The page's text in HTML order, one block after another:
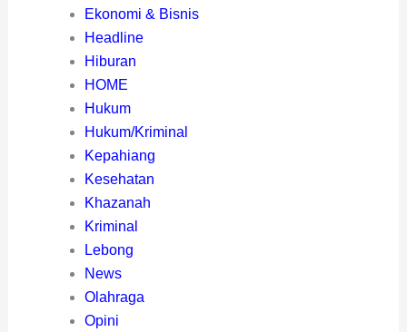
Ekonomi & Bisnis
Headline
Hiburan
HOME
Hukum
Hukum/Kriminal
Kepahiang
Kesehatan
Khazanah
Kriminal
Lebong
News
Olahraga
Opini